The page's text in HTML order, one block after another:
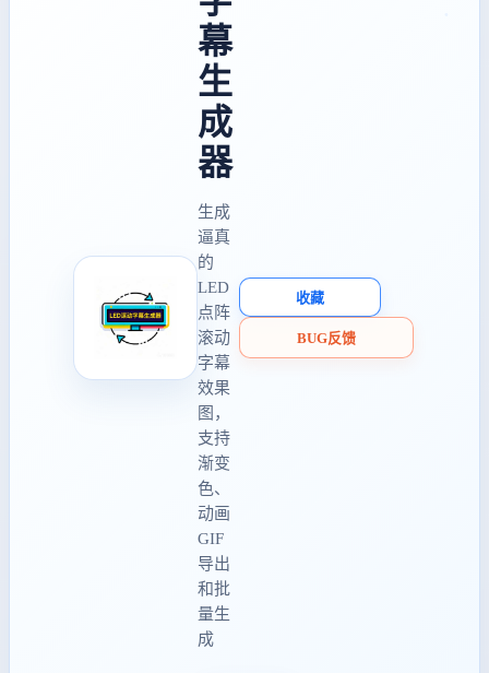
幕
生
成
器
生成
逼真
的
LED
点阵
滚动
字幕
效果
图，
支持
渐变
色、
动画
GIF
导出
和批
量生
成
收藏
BUG反馈